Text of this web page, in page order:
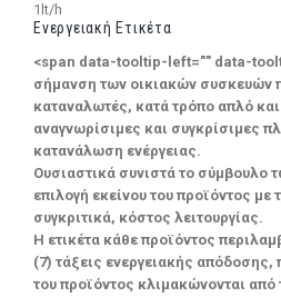
1lt/h
Ενεργειακή Ετικέτα
<span data-tooltip-left="" data-
σήμανση των οικιακών συσκευών
καταναλωτές, κατά τρόπο απλό
αναγνωρίσιμες και συγκρίσιμες
κατανάλωση ενέργειας.
Ουσιαστικά συνιστά το σύμβουλο
επιλογή εκείνου του προϊόντος με
συγκριτικά, κόστος λειτουργίας.
Η ετικέτα κάθε προϊόντος
(7) τάξεις ενεργειακής απόδοσης,
του προϊόντος κλιμακώνονται